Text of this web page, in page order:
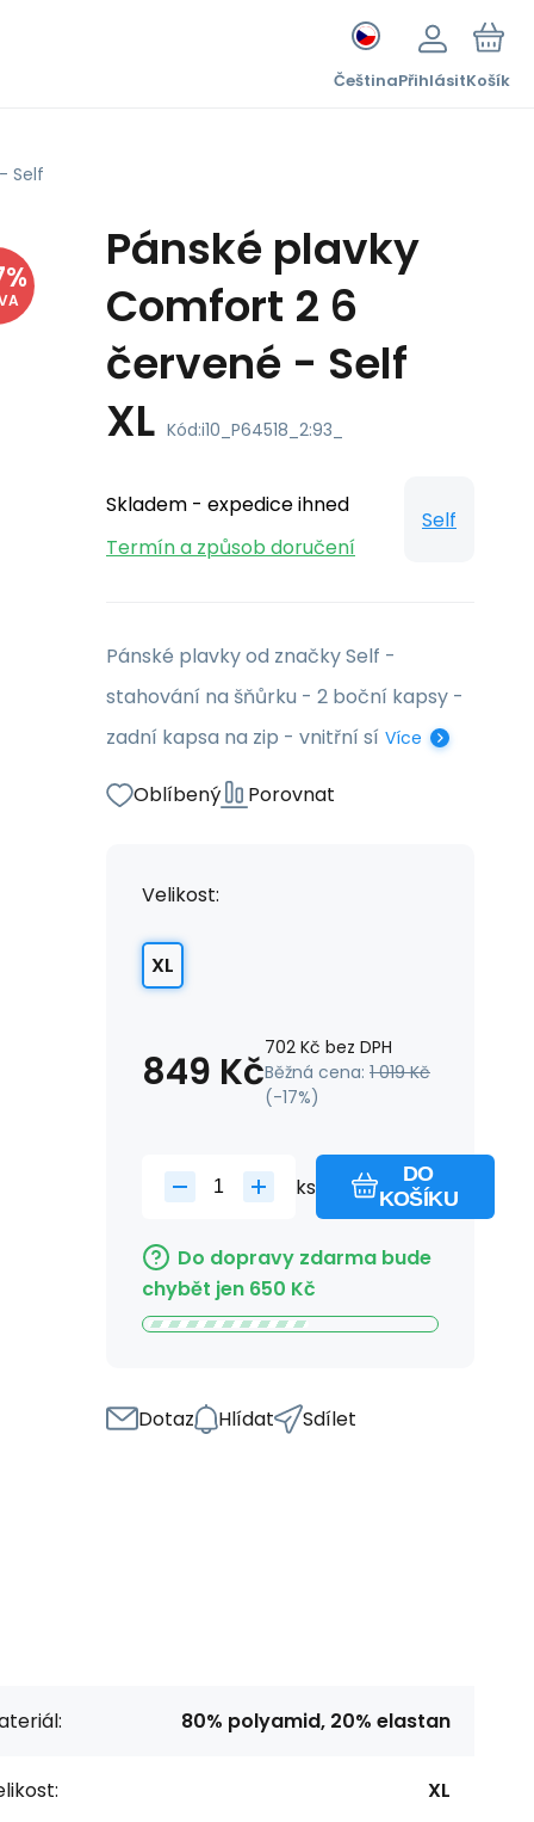
ČeštinaPřihlásitKošík
Self
%
Pánské plavky
Comfort 2 6
červené - Self
XL Kód:i10_P64518_2:93_
Skladem - expedice ihned
Termín a způsob doručení
Self
Pánské plavky od značky Self -
stahování na šňůrku - 2 boční kapsy -
zadní kapsa na zip - vnitřní sí Více
Oblíbený Porovnat
Velikost:
XL
849 Kč702 Kč bez DPH
Běžná cena: 1 019 Kč
(-17%)
ks
DO
KOŠÍKU
Do dopravy zdarma bude
chybět jen 650 Kč
Dotaz Hlídat Sdílet
80% polyamid, 20% elastan
XL